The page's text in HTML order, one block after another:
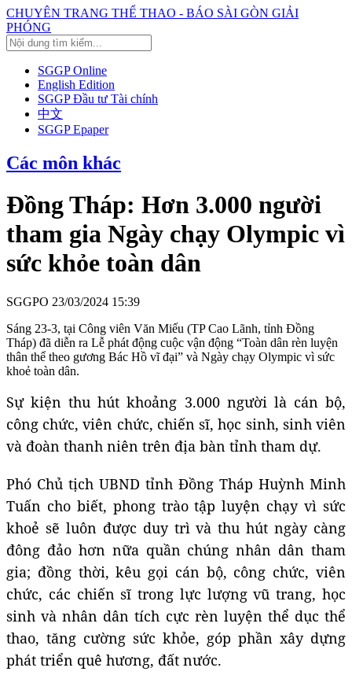
CHUYÊN TRANG THỂ THAO - BÁO SÀI GÒN GIẢI
PHÓNG
SGGP Online
English Edition
SGGP Đầu tư Tài chính
中文
SGGP Epaper
Các môn khác
Đồng Tháp: Hơn 3.000 người
tham gia Ngày chạy Olympic vì
sức khỏe toàn dân
SGGPO 23/03/2024 15:39
Sáng 23-3, tại Công viên Văn Miếu (TP Cao Lãnh, tỉnh Đồng
Tháp) đã diễn ra Lễ phát động cuộc vận động “Toàn dân rèn luyện
thân thể theo gương Bác Hồ vĩ đại” và Ngày chạy Olympic vì sức
khoẻ toàn dân.
Sự kiện thu hút khoảng 3.000 người là cán bộ,
công chức, viên chức, chiến sĩ, học sinh, sinh viên
và đoàn thanh niên trên địa bàn tỉnh tham dự.
Phó Chủ tịch UBND tỉnh Đồng Tháp Huỳnh Minh
Tuấn cho biết, phong trào tập luyện chạy vì sức
khoẻ sẽ luôn được duy trì và thu hút ngày càng
đông đảo hơn nữa quần chúng nhân dân tham
gia; đồng thời, kêu gọi cán bộ, công chức, viên
chức, các chiến sĩ trong lực lượng vũ trang, học
sinh và nhân dân tích cực rèn luyện thể dục thể
thao, tăng cường sức khỏe, góp phần xây dựng
phát triển quê hương, đất nước.